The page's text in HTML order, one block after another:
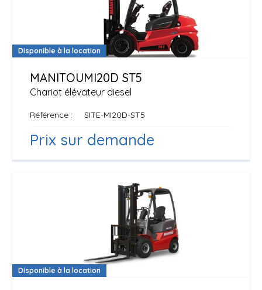
Disponible à la location
Chariot élévateur diesel
MANITOUMI20D ST5
Référence SITE-MI20D-ST5
Prix sur demande
Disponible à la location